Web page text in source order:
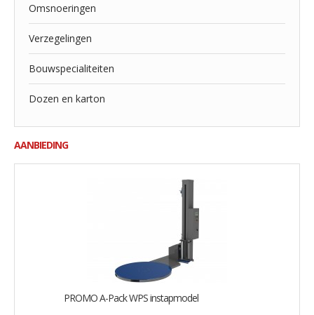
Omsnoeringen
Verzegelingen
Bouwspecialiteiten
Dozen en karton
AANBIEDING
PROMO A-Pack WPS instapmodel